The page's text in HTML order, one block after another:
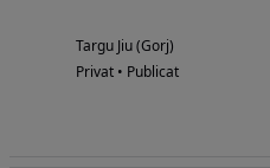
Targu Jiu (Gorj)
Privat • Publicat